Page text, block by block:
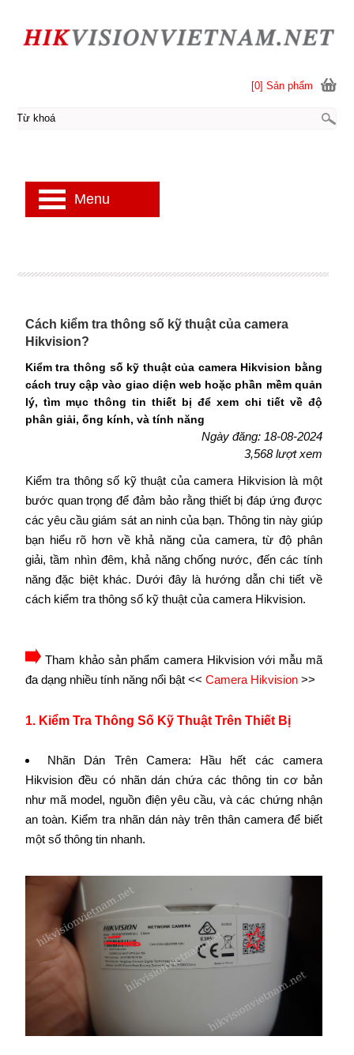
Cách kiểm tra thông số kỹ thuật của camera
Hikvision?
Kiểm tra thông số kỹ thuật của camera Hikvision bằng
cách truy cập vào giao diện web hoặc phần mềm quản
lý, tìm mục thông tin thiết bị để xem chi tiết về độ
phân giải, ống kính, và tính năng
Ngày đăng: 18-08-2024
3,568 lượt xem
Kiểm tra thông số kỹ thuật của camera Hikvision là một
bước quan trọng để đảm bảo rằng thiết bị đáp ứng được
các yêu cầu giám sát an ninh của bạn. Thông tin này giúp
bạn hiểu rõ hơn về khả năng của camera, từ độ phân
giải, tầm nhìn đêm, khả năng chống nước, đến các tính
năng đặc biệt khác. Dưới đây là hướng dẫn chi tiết về
cách kiểm tra thông số kỹ thuật của camera Hikvision.
Tham khảo sản phẩm camera Hikvision với mẫu mã
đa dạng nhiều tính năng nổi bật << Camera Hikvision >>
1. Kiểm Tra Thông Số Kỹ Thuật Trên Thiết Bị
Nhãn Dán Trên Camera: Hầu hết các camera
Hikvision đều có nhãn dán chứa các thông tin cơ bản
như mã model, nguồn điện yêu cầu, và các chứng nhận
an toàn. Kiểm tra nhãn dán này trên thân camera để biết
một số thông tin nhanh.
[0] Sản phẩm
Menu